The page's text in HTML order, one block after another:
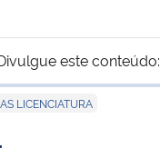
este conteúdo:
LICENCIATURA